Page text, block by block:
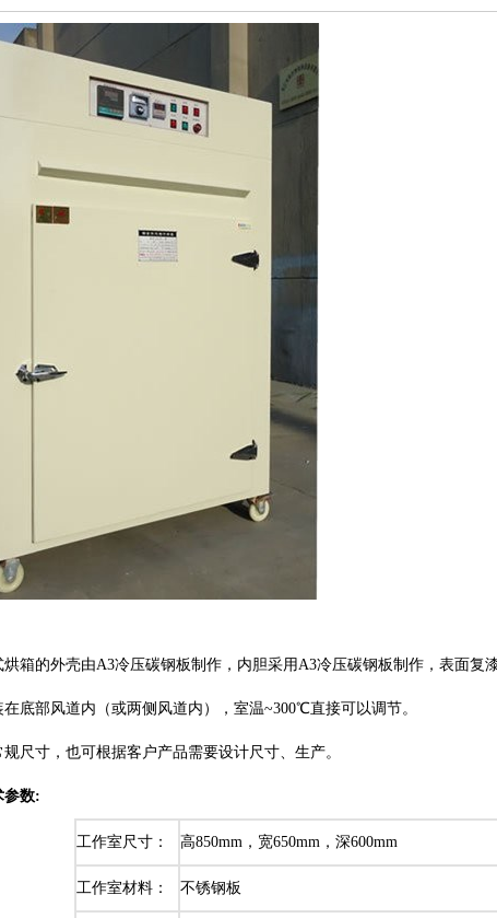
烘箱的外壳由A3冷压碳钢板制作，内胆采用A3冷压碳钢板制作，表面
底部风道内（或两侧风道内），室温~300℃直接可以调节。
尺寸，也可根据客户产品需要设计尺寸、生产。
参数:
工作室尺寸： 高850mm，宽650mm，深600mm
工作室材料： 不锈钢板